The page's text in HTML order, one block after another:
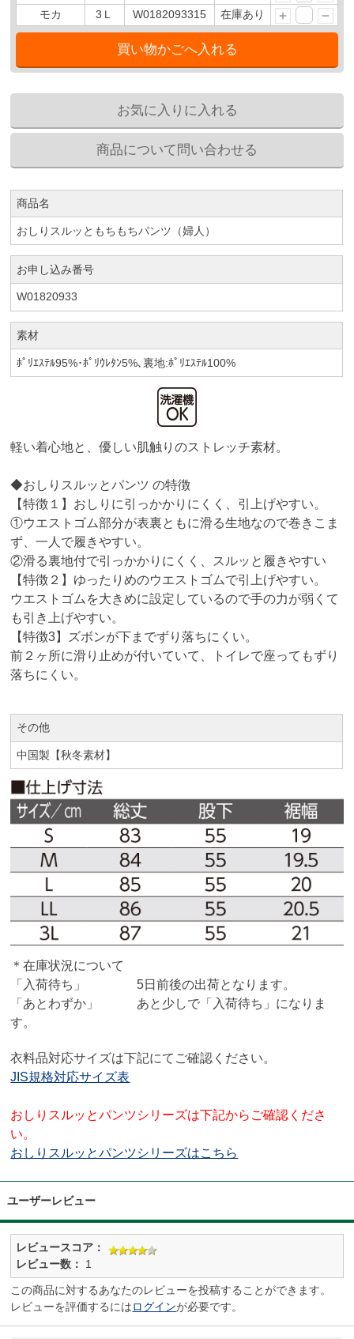
モカ
3Ｌ W0182093315 在庫あり
商品名
おしりスルッともちもちパンツ（婦人）
お申し込み番号
W01820933
素材
ﾎﾟﾘｴｽﾃﾙ95%･ﾎﾟﾘｳﾚﾀﾝ5%､裏地:ﾎﾟﾘｴｽﾃﾙ100%
軽い着心地と、優しい肌触りのストレッチ素材。
◆おしりスルッとパンツ の特徴
【特徴１】おしりに引っかかりにくく、引上げやすい。
①ウエストゴム部分が表裏ともに滑る生地なので巻きこま
ず、一人で履きやすい。
②滑る裏地付で引っかかりにくく、スルッと履きやすい
【特徴２】ゆったりめのウエストゴムで引上げやすい。
ウエストゴムを大きめに設定しているので手の力が弱くて
も引き上げやすい。
【特徴3】ズボンが下までずり落ちにくい。
前２ヶ所に滑り止めが付いていて、トイレで座ってもずり
落ちにくい。
その他
中国製【秋冬素材】
＊在庫状況について
「入荷待ち」 5日前後の出荷となります。
「あとわずか」 あと少しで「入荷待ち」になりま
す。
衣料品対応サイズは下記にてご確認ください。
JIS規格対応サイズ表
おしりスルッとパンツシリーズは下記からご確認くださ
い。
おしりスルッとパンツシリーズはこちら
ユーザーレビュー
レビュースコア：
レビュー数：
1
この商品に対するあなたのレビューを投稿することができます。
レビューを評価するにはログインが必要です。